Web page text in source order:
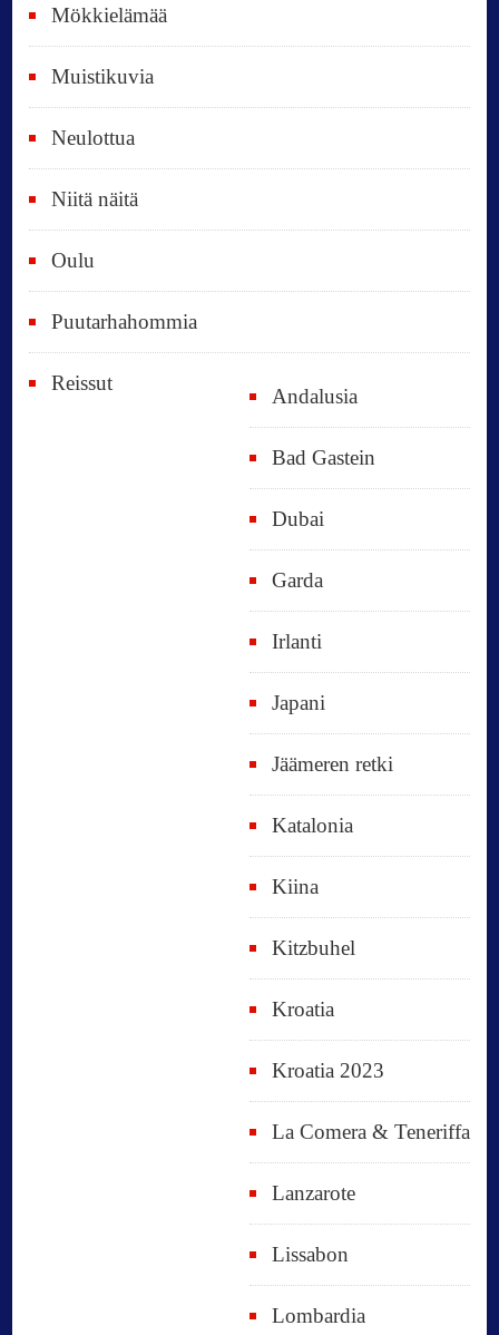
ä
t
Mökkielämää
Muistikuvia
Neulottua
Niitä näitä
Oulu
Puutarhahommia
Reissut
Andalusia
Bad Gastein
Dubai
Garda
Irlanti
Japani
Jäämeren retki
Katalonia
Kiina
Kitzbuhel
Kroatia
Kroatia 2023
La Comera & Teneriffa
Lanzarote
Lissabon
Lombardia